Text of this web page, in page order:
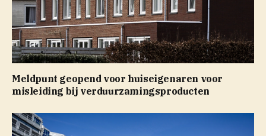
Meldpunt geopend voor huiseigenaren voor
misleiding bij verduurzamingsproducten